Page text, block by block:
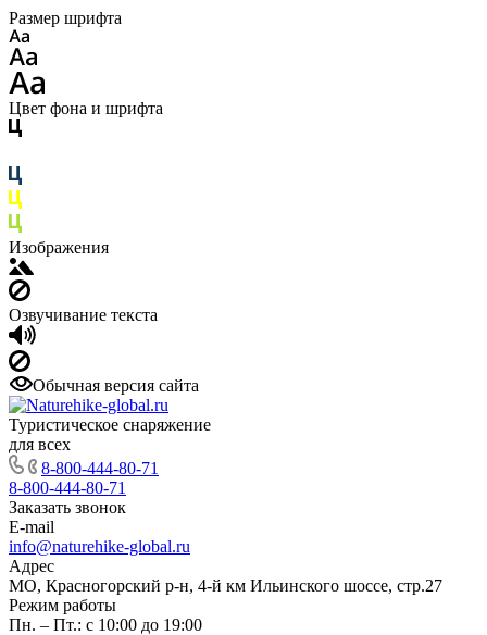
Размер шрифта
Цвет фона и шрифта
Изображения
Озвучивание текста
Обычная версия сайта
Туристическое снаряжение
для всех
8-800-444-80-71
8-800-444-80-71
Заказать звонок
E-mail
info@naturehike-global.ru
Адрес
МО, Красногорский р-н, 4-й км Ильинского шоссе, стр.27
Режим работы
Пн. – Пт.: с 10:00 до 19:00